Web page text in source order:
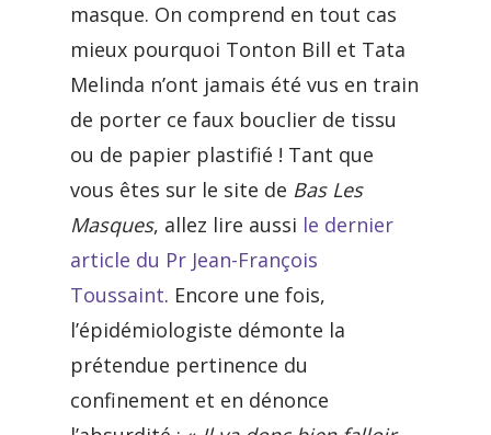
masque. On comprend en tout cas
mieux pourquoi Tonton Bill et Tata
Melinda n’ont jamais été vus en train
de porter ce faux bouclier de tissu
ou de papier plastifié ! Tant que
vous êtes sur le site de Bas Les
Masques, allez lire aussi le dernier
article du Pr Jean-François
Toussaint. Encore une fois,
l’épidémiologiste démonte la
prétendue pertinence du
confinement et en dénonce